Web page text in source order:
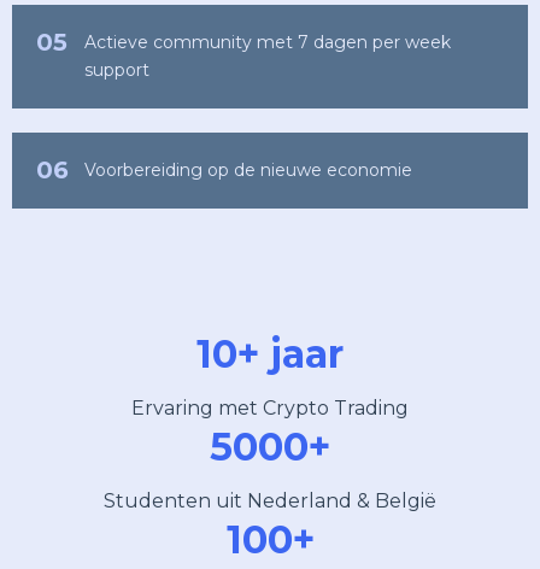
05
Actieve community met 7 dagen per week
support
06 Voorbereiding op de nieuwe economie
10+ jaar
Ervaring met Crypto Trading
5000+
Studenten uit Nederland & België
100+